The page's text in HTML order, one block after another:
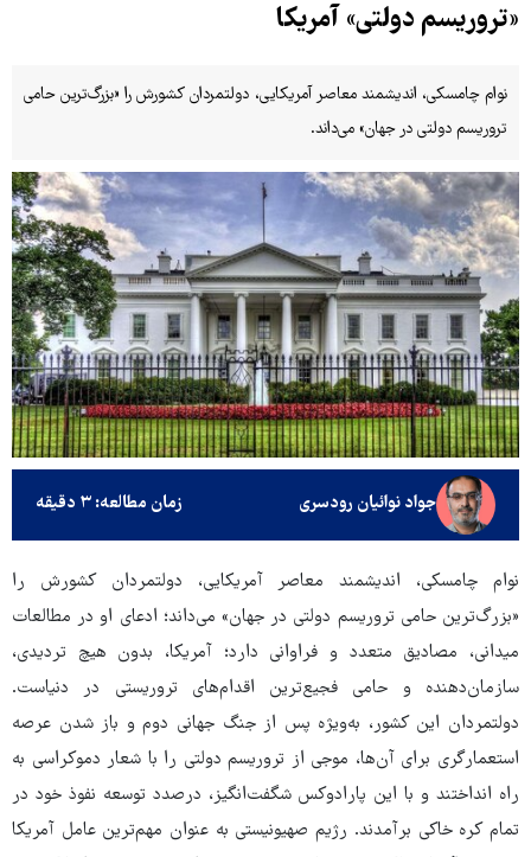
«تروریسم دولتی» آمریکا
نوام چامسکی، اندیشمند معاصر آمریکایی، دولتمردان کشورش را «بزرگ‌ترین حامی
تروریسم دولتی در جهان» می‌داند.
جواد نوائیان رودسری زمان مطالعه: ۳ دقیقه
نوام چامسکی، اندیشمند معاصر آمریکایی، دولتمردان کشورش را
«بزرگ‌ترین حامی تروریسم دولتی در جهان» می‌داند؛ ادعای او در مطالعات
میدانی، مصادیق متعدد و فراوانی دارد؛ آمریکا، بدون هیچ تردیدی،
سازمان‌دهنده و حامی فجیع‌ترین اقدام‌های تروریستی در دنیاست.
دولتمردان این کشور، به‌ویژه پس از جنگ جهانی دوم و باز شدن عرصه
استعمارگری برای آن‌ها، موجی از تروریسم دولتی را با شعار دموکراسی به
راه انداختند و با این پارادوکس شگفت‌انگیز، درصدد توسعه نفوذ خود در
تمام کره خاکی برآمدند. رژیم صهیونیستی به عنوان مهم‌ترین عامل آمریکا